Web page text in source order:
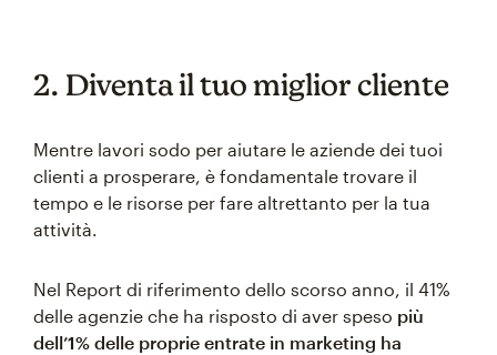
2. Diventa il tuo miglior cliente
Mentre lavori sodo per aiutare le aziende dei tuoi
clienti a prosperare, è fondamentale trovare il
tempo e le risorse per fare altrettanto per la tua
attività.
Nel Report di riferimento dello scorso anno, il 41%
delle agenzie che ha risposto di aver speso più
dell’1% delle proprie entrate in marketing ha